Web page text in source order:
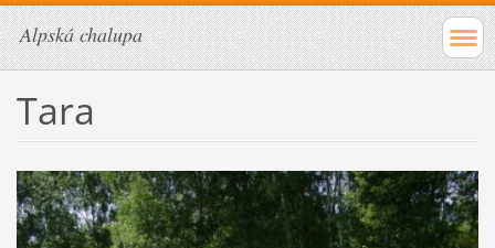
Alpská chalupa
Tara